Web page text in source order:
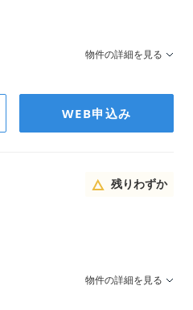
物件の詳細を見る
WEB申込み
残りわずか
物件の詳細を見る